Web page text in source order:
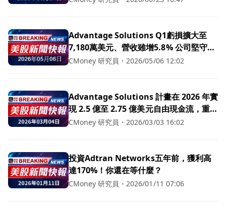
Advantage Solutions Q1虧損擴大至
7,180萬美元、營收雖增5.8% 公司堅守
2026保守成長與現金流目標
CMoney 研究員 ・ 2026/05/06 12:02
Advantage Solutions 計畫在 2026 年實
現 2.5 億至 2.75 億美元自由現金流，重
組、剝離與科技轉型助力
CMoney 研究員 ・ 2026/03/03 16:02
投資Adtran Networks五年前，獲利高
達170%！你還在等什麼？
CMoney 研究員 ・ 2026/01/11 07:06